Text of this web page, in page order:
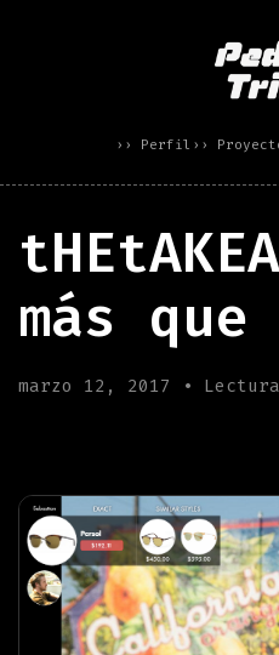
›› Perfil ››
más
marzo 12, 2017 •